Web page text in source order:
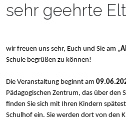
sehr geehrte
wir freuen uns sehr, Euch und Sie am „
Schule begrüßen zu können!
Die Veranstaltung beginnt am
Pädagogischen Zentrum, das über den
finden Sie sich mit Ihren Kindern
Schulhof ein. Sie werden dort von den